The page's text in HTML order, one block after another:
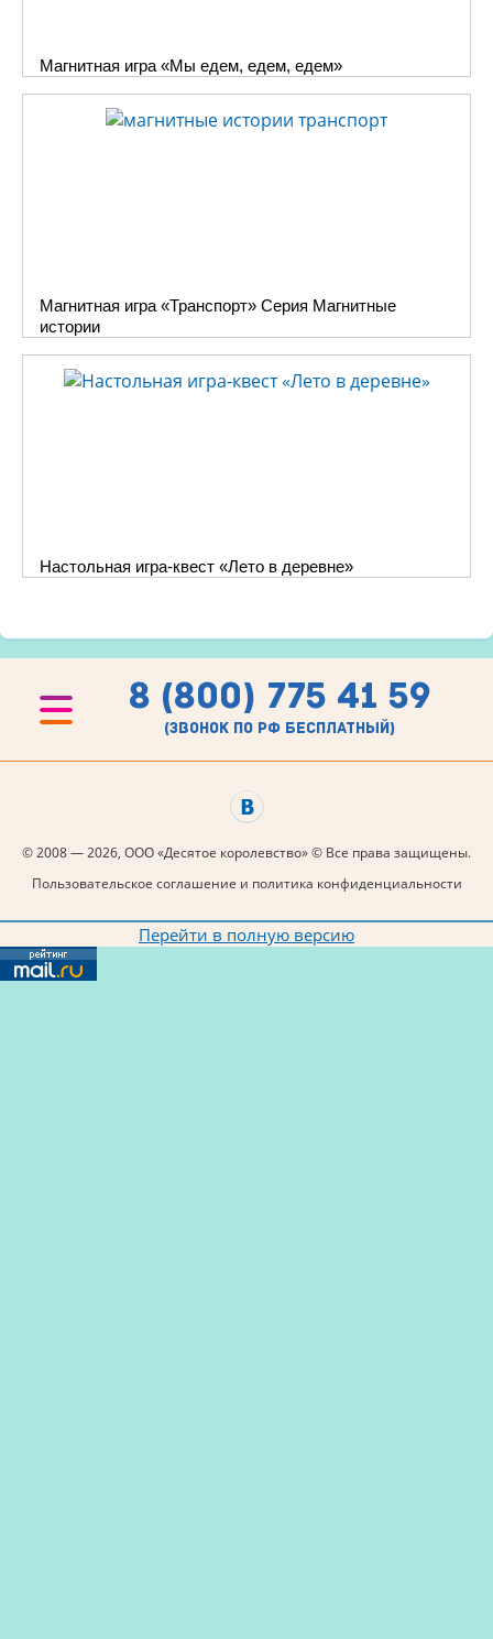
Магнитная игра «Мы едем, едем, едем»
Магнитная игра «Транспорт» Серия Магнитные
истории
Настольная игра-квест «Лето в деревне»
8 (800) 775 41 59
(звонок по рф бесплатный)
© 2008 — 2026, ООО «Десятое королевство» © Все права защищены.
Пользовательское соглашение и политика конфиденциальности
Перейти в полную версию